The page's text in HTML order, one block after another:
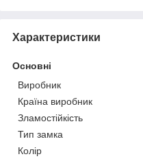
Характеристики
Основні
Виробник
Країна виробник
Зламостійкість
Тип замка
Колір